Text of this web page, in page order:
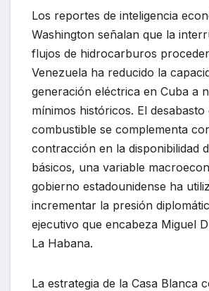
Los reportes de inteligencia
Washington señalan que la
flujos de hidrocarburos
Venezuela ha reducido la
generación eléctrica en Cuba a
mínimos históricos. El desabasto
combustible se complementa
contracción en la disponibilidad
básicos, una variable
gobierno estadounidense ha
incrementar la presión
ejecutivo que encabeza Miguel
La Habana.
La estrategia de la Casa Blanca